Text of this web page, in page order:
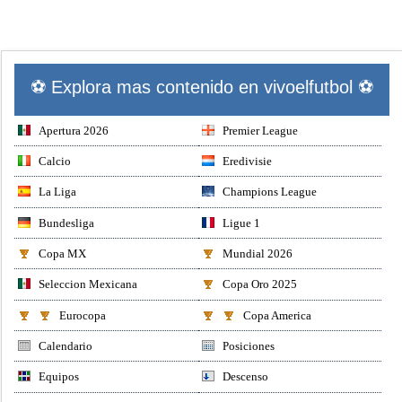
⚽ Explora mas contenido en vivoelfutbol ⚽
Apertura 2026 Premier League
Calcio Eredivisie
La Liga Champions League
Bundesliga Ligue 1
Copa MX Mundial 2026
Seleccion Mexicana Copa Oro 2025
Eurocopa Copa America
Calendario Posiciones
Equipos Descenso